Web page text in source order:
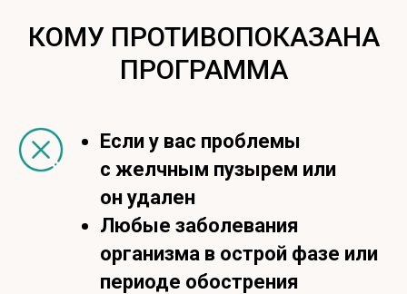
КОМУ ПРОТИВОПОКАЗАНА
ПРОГРАММА
Если у вас проблемы
с желчным пузырем или
он удален
Любые заболевания
организма в острой фазе или
периоде обострения